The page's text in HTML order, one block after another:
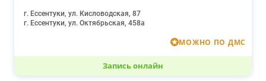
г. Ессентуки, ул. Кисловодская, 87
г. Ессентуки, ул. Октябрьская, 458а
МОЖНО ПО ДМС
Запись онлайн